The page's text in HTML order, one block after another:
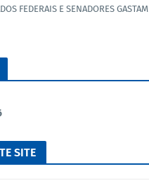
FEDERAIS E SENADORES GASTAM
SITE